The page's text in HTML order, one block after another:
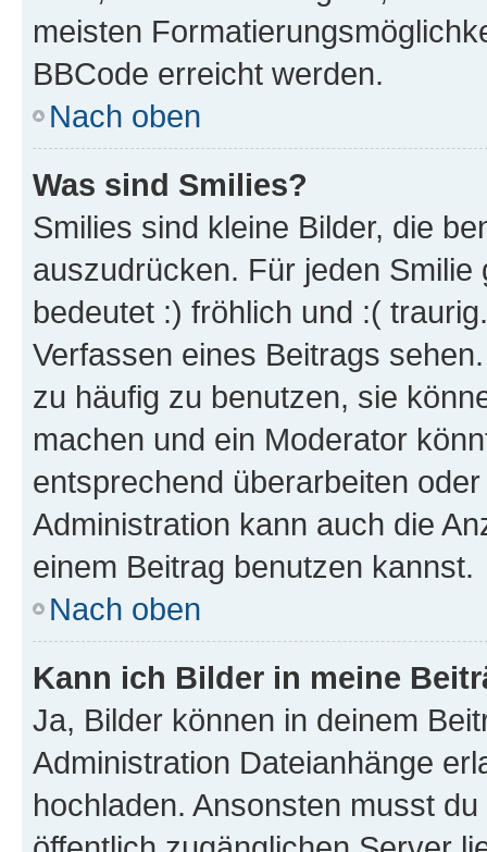
meisten
BBCode erreicht werden.
Nach oben
Was sind Smilies?
Smilies sind kleine Bilder, die
auszudrücken. Für jeden
bedeutet :) fröhlich und :(
Verfassen eines Beitrags
zu häufig zu benutzen, sie
machen und ein Moderator
entsprechend überarbeiten
Administration kann auch die
einem Beitrag benutzen kannst.
Nach oben
Kann ich Bilder in meine
Ja, Bilder können in deinem
Administration Dateianhänge
hochladen. Ansonsten musst